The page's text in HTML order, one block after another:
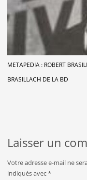
METAPEDIA : ROBERT
BRASILLACH DE LA BD
Laisser un
Votre adresse e-mail ne
indiqués avec*